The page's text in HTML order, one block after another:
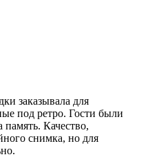
заказывала для
под ретро. Гости были
память. Качество,
снимка, но для